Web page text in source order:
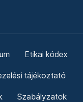
Etikai kódex
tájékoztató
Szabályzatok